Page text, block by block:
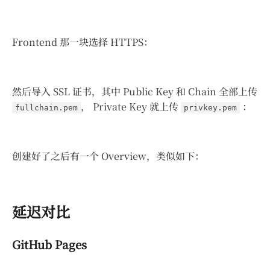
Frontend 那一块选择 HTTPS：
然后导入 SSL 证书，其中 Public Key 和 Chain 全部上传
fullchain.pem ， Private Key 就上传 privkey.pem ：
创建好了之后有一个 Overview，类似如下：
延迟对比
GitHub Pages